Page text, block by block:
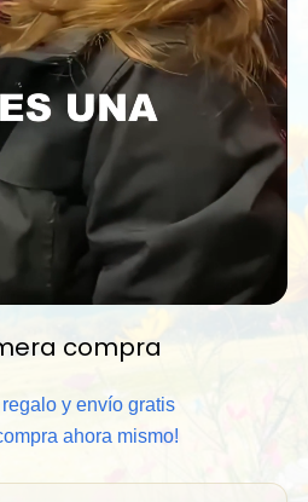
compra
y envío gratis
ahora mismo!
📦 Comprar al por mayor
⏰ Garantía 8 meses para cambiar
🧑‍💼 Atención al cliente y/o
🎁 Lo quiero para regalo
¿Buscas un